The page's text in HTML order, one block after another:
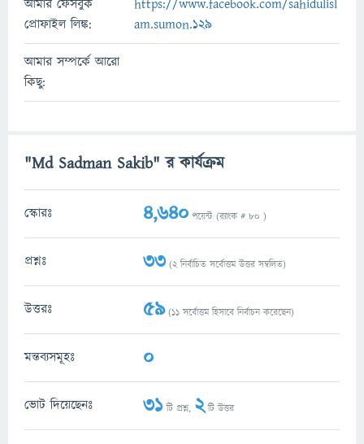
আমার ফেসবুক
প্রোফাইল লিঙ্ক:
https://www.facebook.com/sahidulisl
am.sumon.129
আমার সম্পর্কে আরো
কিছু:
"Md Sadman Sakib" র কার্যক্রম
স্কোরঃ 4,640 পয়েন্ট (র‌্যাংক # 80 )
প্রশ্নঃ 33 (2নির্বাচিত সর্বোত্তম উত্তর সম্বলিত)
উত্তরঃ 59(11সর্বোত্তম হিসাবে নির্বাচন করেছেন)
মন্তব্যসমূহঃ 0
ভোট দিয়েছেনঃ 31টি প্রশ্ন, 2টি উত্তর